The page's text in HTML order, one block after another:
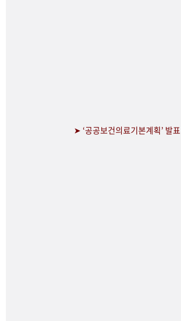
➤ ‘공공보건의료기본계획’ 발표